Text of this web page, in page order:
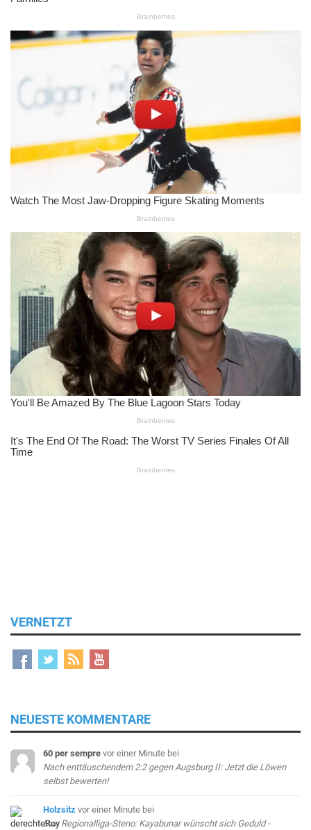
VERNETZT
NEUESTE KOMMENTARE
60 per sempre vor einer Minute bei
Nach enttäuschendem 2:2 gegen Augsburg II: Jetzt die Löwen
selbst bewerten!
Holzsitz vor einer Minute bei
Das Regionalliga-Steno: Kayabunar wünscht sich Geduld -